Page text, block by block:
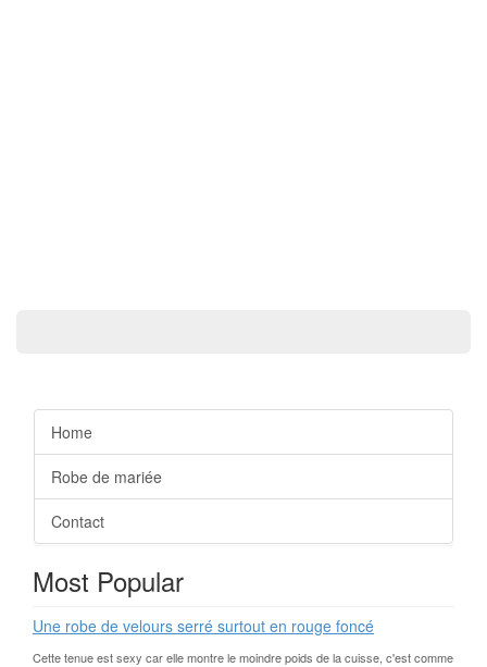
Home
Robe de mariée
Contact
Most Popular
Une robe de velours serré surtout en rouge foncé
Cette tenue est sexy car elle montre le moindre poids de la cuisse, c'est comme